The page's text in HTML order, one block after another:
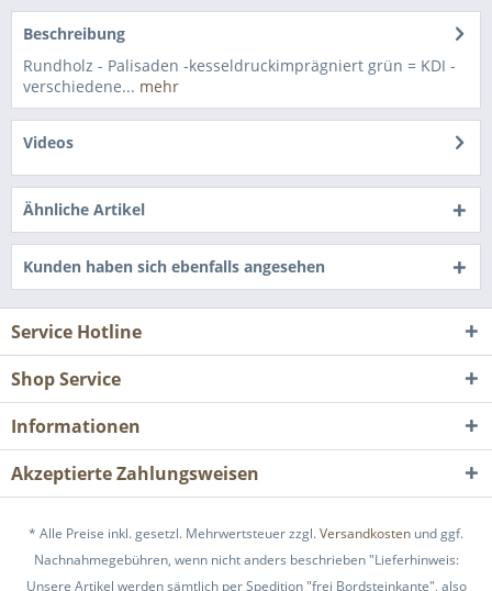
Beschreibung
Rundholz - Palisaden -kesseldruckimprägniert grün = KDI -
verschiedene... mehr
Videos
Ähnliche Artikel
Kunden haben sich ebenfalls angesehen
Service Hotline
Shop Service
Informationen
Akzeptierte Zahlungsweisen
* Alle Preise inkl. gesetzl. Mehrwertsteuer zzgl.Versandkosten und ggf.
Nachnahmegebühren, wenn nicht anders beschrieben "Lieferhinweis:
Unsere Artikel werden sämtlich per Spedition "frei Bordsteinkante", also